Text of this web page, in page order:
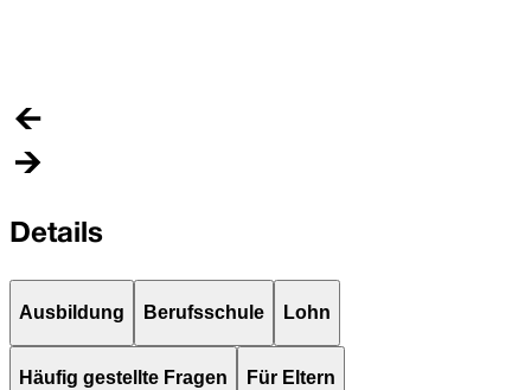
Details
Ausbildung Berufsschule Lohn
Häufig gestellte Fragen Für Eltern